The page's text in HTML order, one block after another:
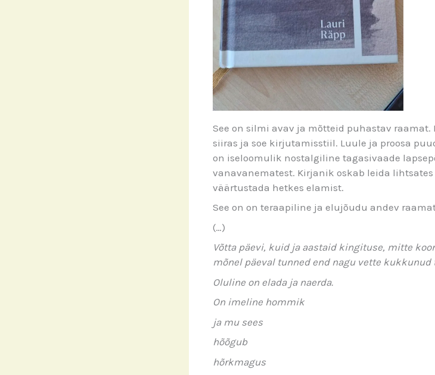
See on silmi avav ja mõtteid puhastav raamat.
siiras ja soe kirjutamisstiil. Luule ja proosa
on iseloomulik nostalgiline tagasivaade
vanavanematest. Kirjanik oskab leida
väärtustada hetkes elamist.
See on on teraapiline ja elujõudu andev
(…)
Võtta päevi, kuid ja aastaid kingituse, mitte
mõnel päeval tunned end nagu vette kukkunud
Oluline on elada ja naerda.
On imeline hommik
ja mu sees
hõõgub
hõrkmagus